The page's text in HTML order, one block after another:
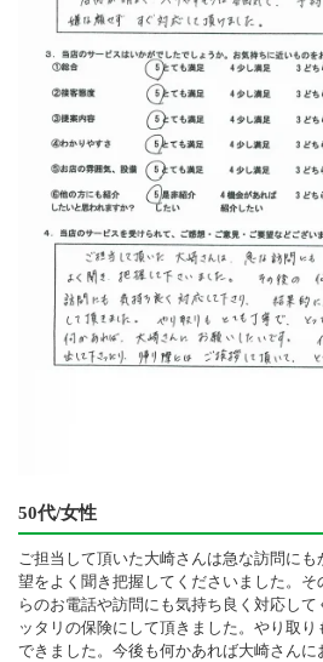
50代/女性
ご担当して頂いた大崎さんは急な訪問に
望をよく聞き把握してくださいました。
らのお電話や訪問にも気持ち良く対応し
ッタリの保険にして頂きました。やり取
できました。今後も何かあれば大崎さん